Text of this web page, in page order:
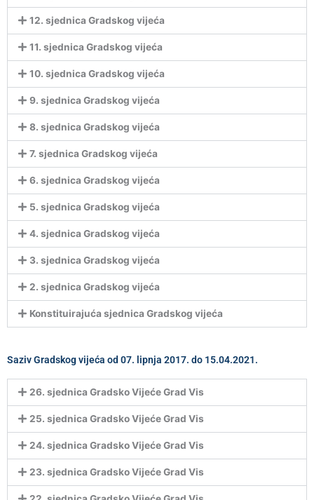
12. sjednica Gradskog vijeća
11. sjednica Gradskog vijeća
10. sjednica Gradskog vijeća
9. sjednica Gradskog vijeća
8. sjednica Gradskog vijeća
7. sjednica Gradskog vijeća
6. sjednica Gradskog vijeća
5. sjednica Gradskog vijeća
4. sjednica Gradskog vijeća
3. sjednica Gradskog vijeća
2. sjednica Gradskog vijeća
Konstituirajuća sjednica Gradskog vijeća
Saziv Gradskog vijeća od 07. lipnja 2017. do 15.04.2021.
26. sjednica Gradsko Vijeće Grad Vis
25. sjednica Gradsko Vijeće Grad Vis
24. sjednica Gradsko Vijeće Grad Vis
23. sjednica Gradsko Vijeće Grad Vis